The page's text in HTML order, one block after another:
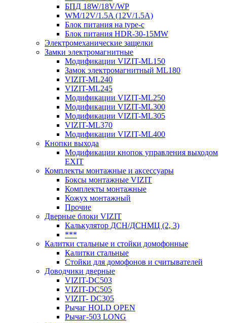
БПД 18W/18V/WP
WM/12V/1.5A (12V/1.5A)
Блок питания на type-c
Блок питания HDR-30-15MW
Электромеханические защелки
Замки электромагнитные
Модификации VIZIT-ML150
Замок электромагнитный ML180
VIZIT-ML240
VIZIT-ML245
Модификации VIZIT-ML250
Модификации VIZIT-ML300
Модификации VIZIT-ML305
VIZIT-ML370
Модификации VIZIT-ML400
Кнопки выхода
Модификации кнопок управления выходом
EXIT
Комплекты монтажные и аксессуары
Боксы монтажные VIZIT
Комплекты монтажные
Кожух монтажный
Прочие
Дверные блоки VIZIT
Калькулятор ДСН/ДСНМЦ (2, 3)
***
Калитки стальные и стойки домофонные
Калитки стальные
Стойки для домофонов и считывателей
Доводчики дверные
VIZIT-DC503
VIZIT-DC505
VIZIT- DC305
Рычаг HOLD OPEN
Рычаг-503 LONG